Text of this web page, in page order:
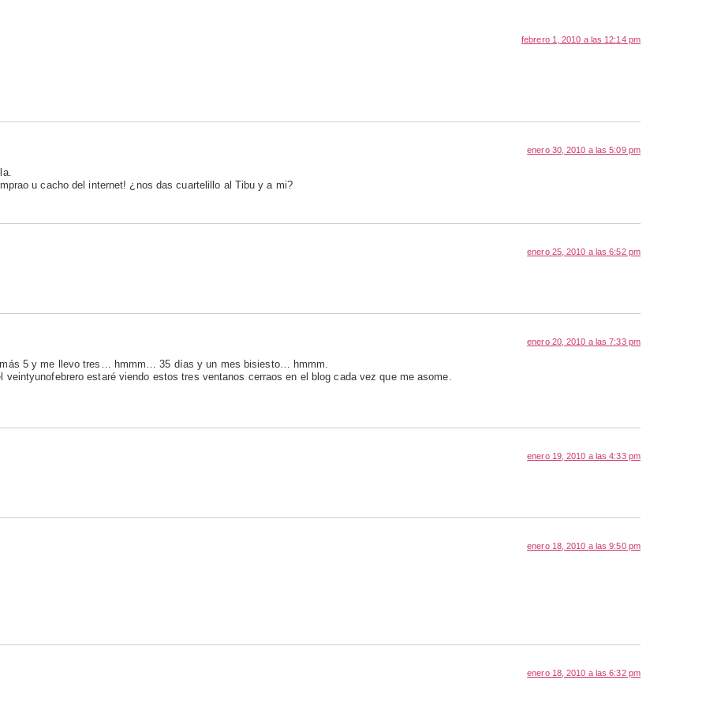
febrero 1, 2010 a las 12:14 pm
enero 30, 2010 a las 5:09 pm
u cacho del internet! ¿nos das cuartelillo al Tibu y a mi?
enero 25, 2010 a las 6:52 pm
enero 20, 2010 a las 7:33 pm
5 y me llevo tres… hmmm… 35 días y un mes bisiesto… hmmm.
veintyunofebrero estaré viendo estos tres ventanos cerraos en el blog cada vez que me asome.
enero 19, 2010 a las 4:33 pm
enero 18, 2010 a las 9:50 pm
enero 18, 2010 a las 6:32 pm